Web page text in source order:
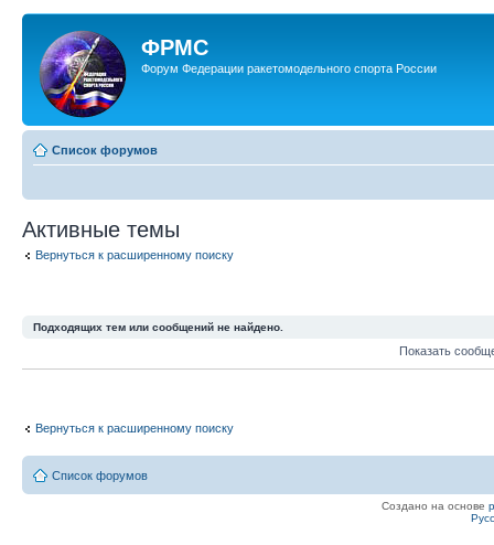
ФРМС
Форум Федерации ракетомодельного спорта России
Список форумов
Активные темы
Вернуться к расширенному поиску
Подходящих тем или сообщений не найдено.
Показать
Вернуться к расширенному поиску
Список форумов
Создано на основе